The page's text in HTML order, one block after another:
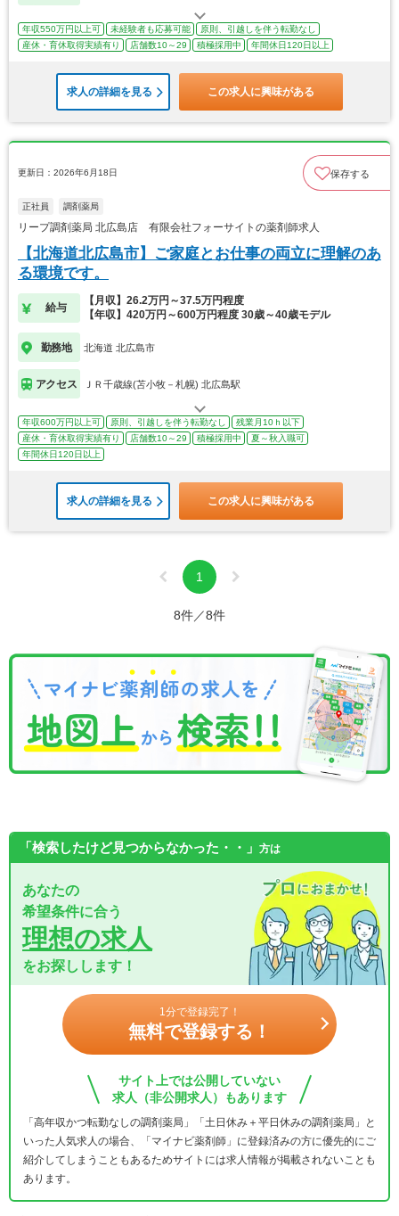
年収550万円以上可 未経験者も応募可能
原則、引越しを伴う転勤なし
産休・育休取得実績有り
店舗数10～29 積極採用中 年間休日120日以上
求人の詳細を見る この求人に興味がある
更新日：2026年6月18日 保存する
正社員 調剤薬局
リープ調剤薬局 北広島店 有限会社フォーサイトの薬剤師求人
【北海道北広島市】ご家庭とお仕事の両立に理解のあ
る環境です。
給与
【月収】26.2万円～37.5万円程度
【年収】420万円～600万円程度 30歳～40歳モデル
勤務地 北海道 北広島市
アクセス ＪＲ千歳線(苫小牧－札幌) 北広島駅
年収600万円以上可 原則、引越しを伴う転勤なし
残業月10ｈ以下
産休・育休取得実績有り
店舗数10～29 積極採用中
夏～秋入職可
年間休日120日以上
求人の詳細を見る この求人に興味がある
1
8件／8件
「検索したけど見つからなかった・・」 方は
あなたの
希望条件に合う
理想の求人
をお探しします！
1分で登録完了！
無料で登録する！
サイト上では公開していない
求人（非公開求人）もあります
「高年収かつ転勤なしの調剤薬局」「土日休み＋平日休みの調剤薬局」と
いった人気求人の場合、「マイナビ薬剤師」に登録済みの方に優先的にご
紹介してしまうこともあるためサイトには求人情報が掲載されないことも
あります。